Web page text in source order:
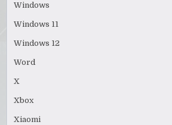
Windows
Windows 11
Windows 12
Word
X
Xbox
Xiaomi